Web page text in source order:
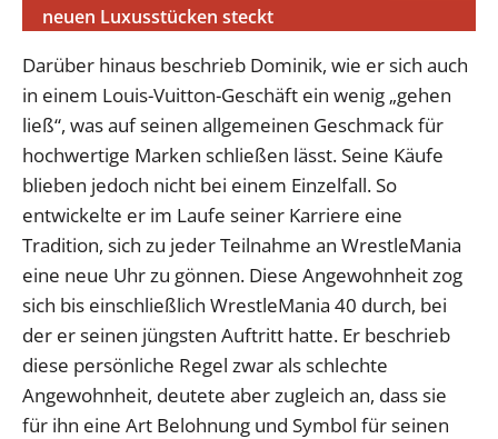
neuen Luxusstücken steckt
Darüber hinaus beschrieb Dominik, wie er sich auch
in einem Louis-Vuitton-Geschäft ein wenig „gehen
ließ“, was auf seinen allgemeinen Geschmack für
hochwertige Marken schließen lässt. Seine Käufe
blieben jedoch nicht bei einem Einzelfall. So
entwickelte er im Laufe seiner Karriere eine
Tradition, sich zu jeder Teilnahme an WrestleMania
eine neue Uhr zu gönnen. Diese Angewohnheit zog
sich bis einschließlich WrestleMania 40 durch, bei
der er seinen jüngsten Auftritt hatte. Er beschrieb
diese persönliche Regel zwar als schlechte
Angewohnheit, deutete aber zugleich an, dass sie
für ihn eine Art Belohnung und Symbol für seinen